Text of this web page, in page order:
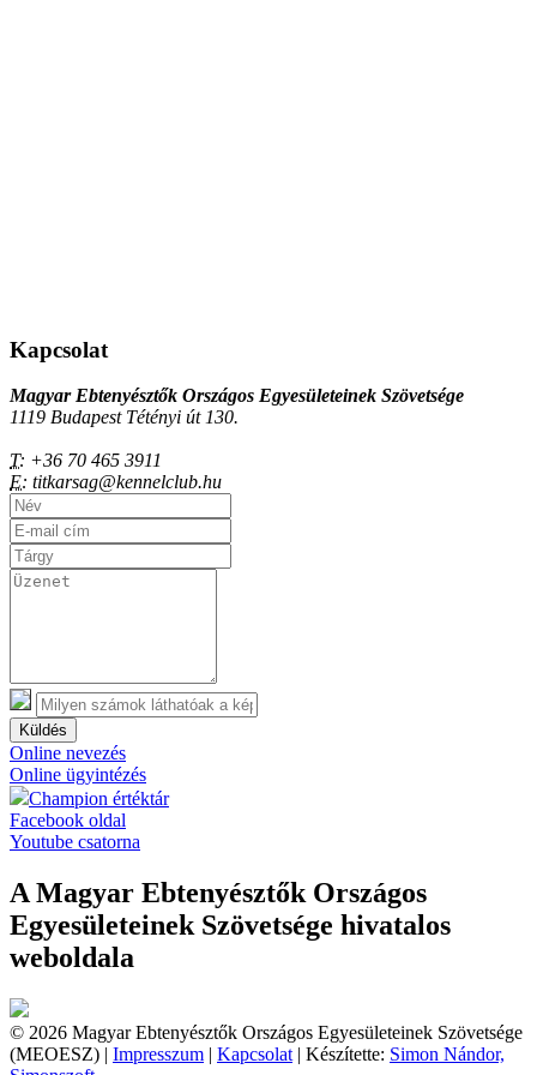
Kapcsolat
Magyar Ebtenyésztők Országos Egyesületeinek Szövetsége
1119 Budapest Tétényi út 130.
T: +36 70 465 3911
E: titkarsag@kennelclub.hu
Küldés
Online nevezés
Online ügyintézés
Champion értéktár
Facebook oldal
Youtube csatorna
A Magyar Ebtenyésztők Országos
Egyesületeinek Szövetsége hivatalos
weboldala
© 2026 Magyar Ebtenyésztők Országos Egyesületeinek Szövetsége
(MEOESZ) | Impresszum | Kapcsolat | Készítette: Simon Nándor,